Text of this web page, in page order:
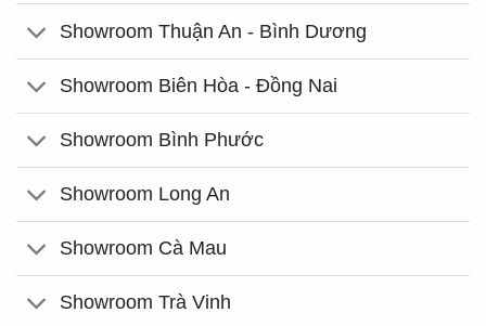
Showroom Thuận An - Bình Dương
Showroom Biên Hòa - Đồng Nai
Showroom Bình Phước
Showroom Long An
Showroom Cà Mau
Showroom Trà Vinh